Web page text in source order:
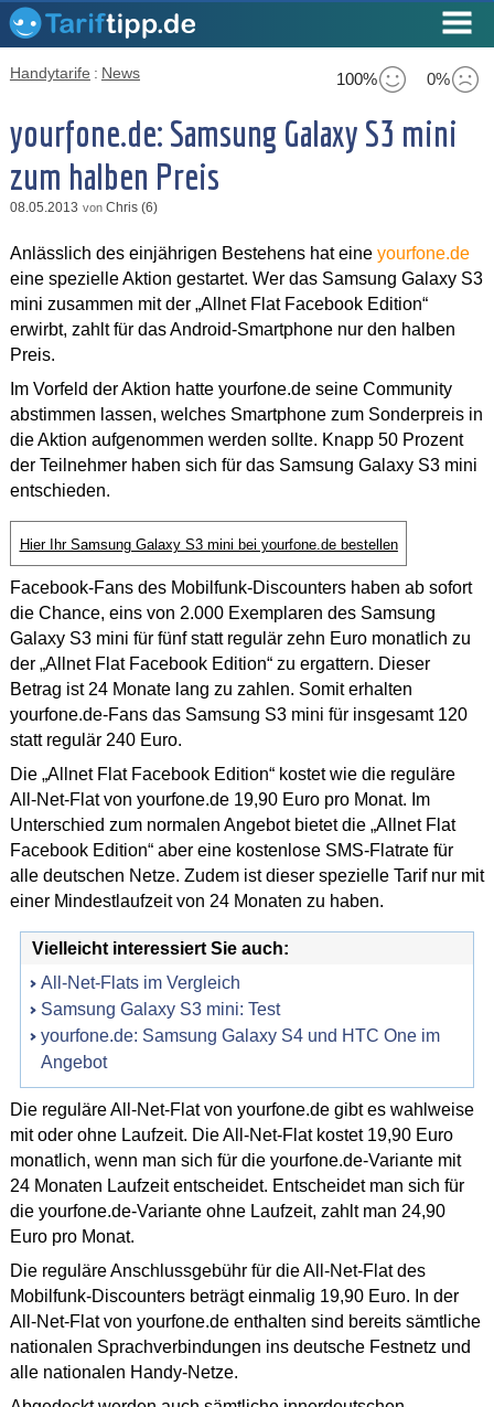
100% 0%
Handytarife : News
yourfone.de: Samsung Galaxy S3 mini
zum halben Preis
08.05.2013 von Chris (6)
Anlässlich des einjährigen Bestehens hat eine yourfone.de
eine spezielle Aktion gestartet. Wer das Samsung Galaxy S3
mini zusammen mit der „Allnet Flat Facebook Edition“
erwirbt, zahlt für das Android-Smartphone nur den halben
Preis.
Im Vorfeld der Aktion hatte yourfone.de seine Community
abstimmen lassen, welches Smartphone zum Sonderpreis in
die Aktion aufgenommen werden sollte. Knapp 50 Prozent
der Teilnehmer haben sich für das Samsung Galaxy S3 mini
entschieden.
Hier Ihr Samsung Galaxy S3 mini bei yourfone.de bestellen
Facebook-Fans des Mobilfunk-Discounters haben ab sofort
die Chance, eins von 2.000 Exemplaren des Samsung
Galaxy S3 mini für fünf statt regulär zehn Euro monatlich zu
der „Allnet Flat Facebook Edition“ zu ergattern. Dieser
Betrag ist 24 Monate lang zu zahlen. Somit erhalten
yourfone.de-Fans das Samsung S3 mini für insgesamt 120
statt regulär 240 Euro.
Die „Allnet Flat Facebook Edition“ kostet wie die reguläre
All-Net-Flat von yourfone.de 19,90 Euro pro Monat. Im
Unterschied zum normalen Angebot bietet die „Allnet Flat
Facebook Edition“ aber eine kostenlose SMS-Flatrate für
alle deutschen Netze. Zudem ist dieser spezielle Tarif nur mit
einer Mindestlaufzeit von 24 Monaten zu haben.
Vielleicht interessiert Sie auch:
All-Net-Flats im Vergleich
Samsung Galaxy S3 mini: Test
yourfone.de: Samsung Galaxy S4 und HTC One im
Angebot
Die reguläre All-Net-Flat von yourfone.de gibt es wahlweise
mit oder ohne Laufzeit. Die All-Net-Flat kostet 19,90 Euro
monatlich, wenn man sich für die yourfone.de-Variante mit
24 Monaten Laufzeit entscheidet. Entscheidet man sich für
die yourfone.de-Variante ohne Laufzeit, zahlt man 24,90
Euro pro Monat.
Die reguläre Anschlussgebühr für die All-Net-Flat des
Mobilfunk-Discounters beträgt einmalig 19,90 Euro. In der
All-Net-Flat von yourfone.de enthalten sind bereits sämtliche
nationalen Sprachverbindungen ins deutsche Festnetz und
alle nationalen Handy-Netze.